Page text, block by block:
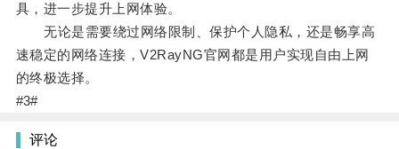
具，进一步提升上网体验。
无论是需要绕过网络限制、保护个人隐私，还是畅享高
速稳定的网络连接，V2RayNG官网都是用户实现自由上网
的终极选择。
#3#
评论